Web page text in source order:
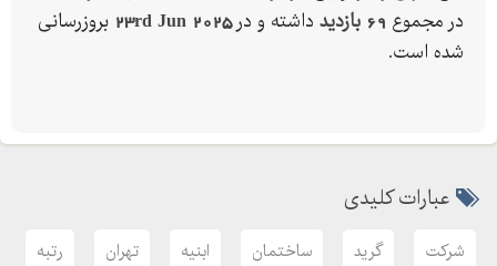
در مجموع 69 بازدید داشته و در23rd Jun 2025 بروزرسانی
شده است.
عبارات کلیدی
شرکت گرید ساختمان ابنیه تهران رتبه